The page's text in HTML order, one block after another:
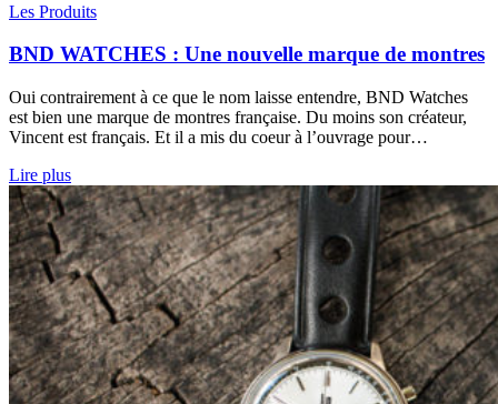
Les Produits
BND WATCHES : Une nouvelle marque de montres
Oui contrairement à ce que le nom laisse entendre, BND Watches
est bien une marque de montres française. Du moins son créateur,
Vincent est français. Et il a mis du coeur à l’ouvrage pour…
Lire plus